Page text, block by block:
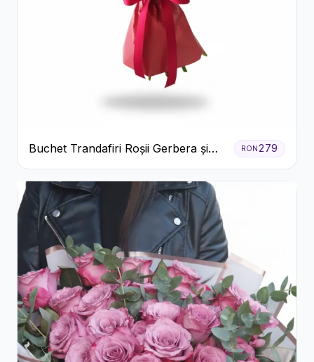
Buchet Trandafiri Roșii Gerbera și
Verdeață
RON279